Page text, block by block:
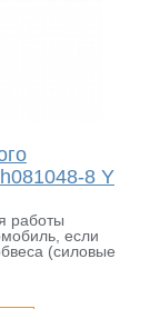
8 Y
работы
если
(силовые